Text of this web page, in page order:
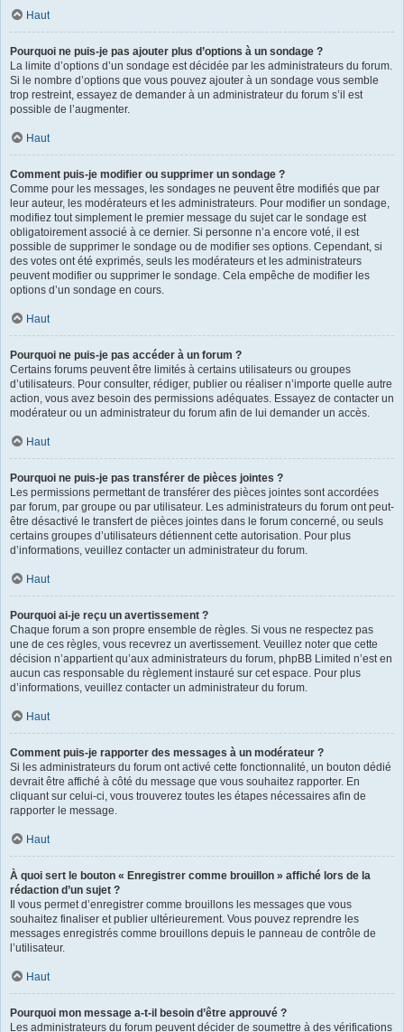
Haut
Pourquoi ne puis-je pas ajouter plus d’options à un sondage ?
La limite d’options d’un sondage est décidée par les administrateurs du forum.
Si le nombre d’options que vous pouvez ajouter à un sondage vous semble
trop restreint, essayez de demander à un administrateur du forum s’il est
possible de l’augmenter.
Haut
Comment puis-je modifier ou supprimer un sondage ?
Comme pour les messages, les sondages ne peuvent être modifiés que par
leur auteur, les modérateurs et les administrateurs. Pour modifier un sondage,
modifiez tout simplement le premier message du sujet car le sondage est
obligatoirement associé à ce dernier. Si personne n’a encore voté, il est
possible de supprimer le sondage ou de modifier ses options. Cependant, si
des votes ont été exprimés, seuls les modérateurs et les administrateurs
peuvent modifier ou supprimer le sondage. Cela empêche de modifier les
options d’un sondage en cours.
Haut
Pourquoi ne puis-je pas accéder à un forum ?
Certains forums peuvent être limités à certains utilisateurs ou groupes
d’utilisateurs. Pour consulter, rédiger, publier ou réaliser n’importe quelle autre
action, vous avez besoin des permissions adéquates. Essayez de contacter un
modérateur ou un administrateur du forum afin de lui demander un accès.
Haut
Pourquoi ne puis-je pas transférer de pièces jointes ?
Les permissions permettant de transférer des pièces jointes sont accordées
par forum, par groupe ou par utilisateur. Les administrateurs du forum ont peut-
être désactivé le transfert de pièces jointes dans le forum concerné, ou seuls
certains groupes d’utilisateurs détiennent cette autorisation. Pour plus
d’informations, veuillez contacter un administrateur du forum.
Haut
Pourquoi ai-je reçu un avertissement ?
Chaque forum a son propre ensemble de règles. Si vous ne respectez pas
une de ces règles, vous recevrez un avertissement. Veuillez noter que cette
décision n’appartient qu’aux administrateurs du forum, phpBB Limited n’est en
aucun cas responsable du règlement instauré sur cet espace. Pour plus
d’informations, veuillez contacter un administrateur du forum.
Haut
Comment puis-je rapporter des messages à un modérateur ?
Si les administrateurs du forum ont activé cette fonctionnalité, un bouton dédié
devrait être affiché à côté du message que vous souhaitez rapporter. En
cliquant sur celui-ci, vous trouverez toutes les étapes nécessaires afin de
rapporter le message.
Haut
À quoi sert le bouton « Enregistrer comme brouillon » affiché lors de la
rédaction d’un sujet ?
Il vous permet d’enregistrer comme brouillons les messages que vous
souhaitez finaliser et publier ultérieurement. Vous pouvez reprendre les
messages enregistrés comme brouillons depuis le panneau de contrôle de
l’utilisateur.
Haut
Pourquoi mon message a-t-il besoin d’être approuvé ?
Les administrateurs du forum peuvent décider de soumettre à des vérifications